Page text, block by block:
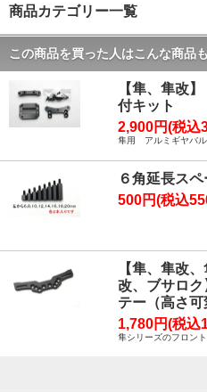
商品カテゴリー一覧
この商品を買った人はこんな商品
【隼、隼改
付キット
2,900円(税込
隼用 アルミギヤバル
６角延長ス
500円(税込
【隼、隼改
改、ブサロ
テー（高さ可
1,780円(税込
隼シリーズのフロン